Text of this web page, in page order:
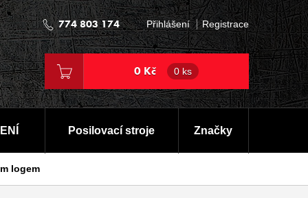
774 803 174 Přihlášení Registrace
0 Kč 0 ks
Posilovací stroje Značky
logem